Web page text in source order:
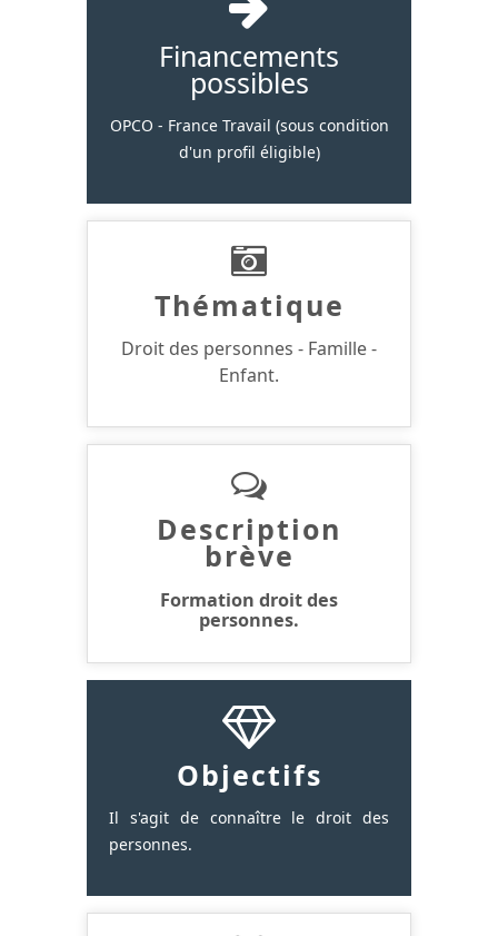
Financements
possibles
OPCO - France Travail (sous condition
d'un profil éligible)
Thématique
Droit des personnes - Famille -
Enfant.
Description
brève
Formation droit des
personnes.
Objectifs
Il s'agit de connaître le droit des
personnes.